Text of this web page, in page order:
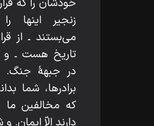
زنجير اينها
مى‌بستند ـ از
تاريخ هست ـ و
در جبهۀ جنگ.
برادرها، شما
كه مخالفين
دارند الاّ ايمان.